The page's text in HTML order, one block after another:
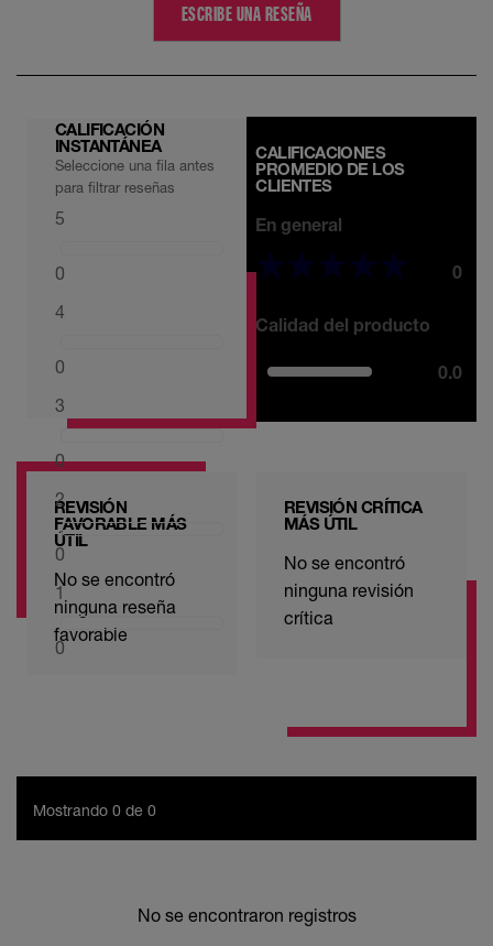
ESCRIBE UNA RESEÑA
CALIFICACIÓN
INSTANTÁNEA
Seleccione una fila antes
para filtrar reseñas
5
0
4
0
3
0
2
0
1
0
CALIFICACIONES
PROMEDIO DE LOS
CLIENTES
En general
0
Calidad del producto
0.0
REVISIÓN
FAVORABLE MÁS
ÚTIL
No se encontró
ninguna reseña
favorable
REVISIÓN CRÍTICA
MÁS ÚTIL
No se encontró
ninguna revisión
crítica
Mostrando 0 de 0
No se encontraron registros